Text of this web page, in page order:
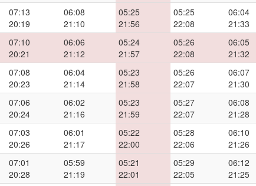
07:13
20:19
06:08
21:10
05:25
21:56
05:25
22:08
06:04
21:33
07:10
20:21
06:06
21:12
05:24
21:57
05:26
22:08
06:05
21:32
07:08
20:23
06:04
21:14
05:23
21:58
05:26
22:07
06:07
21:30
07:06
20:24
06:02
21:16
05:23
21:59
05:27
22:07
06:08
21:28
07:03
20:26
06:01
21:17
05:22
22:00
05:28
22:06
06:10
21:26
07:01
20:28
05:59
21:19
05:21
22:01
05:29
22:05
06:12
21:25